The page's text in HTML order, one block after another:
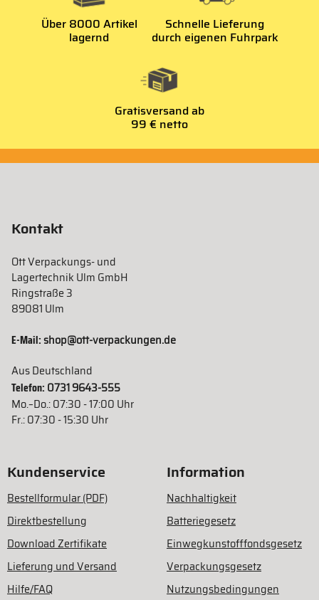
Über 8000 Artikel
lagernd
Schnelle Lieferung
durch eigenen Fuhrpark
Gratisversand ab
99 € netto
Kontakt
Ott Verpackungs- und
Lagertechnik Ulm GmbH
Ringstraße 3
89081 Ulm
E-Mail:shop@ott-verpackungen.de
Aus Deutschland
Telefon: 0731 9643-555
Mo.–Do.: 07:30 - 17:00 Uhr
Fr.: 07:30 - 15:30 Uhr
Kundenservice
Bestellformular (PDF)
Direktbestellung
Download Zertifikate
Lieferung und Versand
Hilfe/FAQ
Information
Nachhaltigkeit
Batteriegesetz
Einwegkunstofffondsgesetz
Verpackungsgesetz
Nutzungsbedingungen